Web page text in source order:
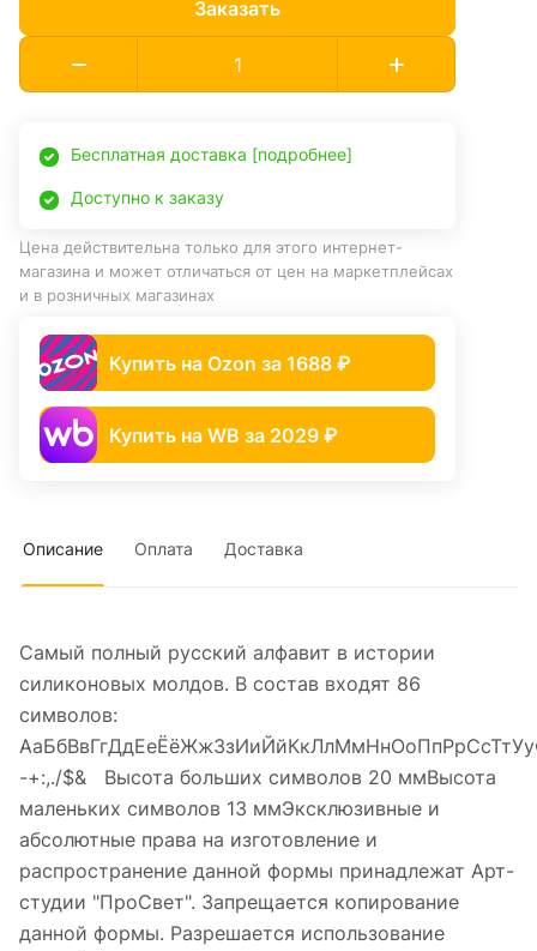
Заказать
Бесплатная доставка [подробнее]
Доступно к заказу
Цена действительна только для этого интернет-
магазина и может отличаться от цен на маркетплейсах
и в розничных магазинах
Купить на Ozon за 1688 ₽
Купить на WB за 2029 ₽
Описание Оплата Доставка
Самый полный русский алфавит в истории
силиконовых молдов. В состав входят 86
символов:
-+:,./$& Высота больших символов 20 ммВысота
маленьких символов 13 ммЭксклюзивные и
абсолютные права на изготовление и
распространение данной формы принадлежат Арт-
студии "ПроСвет". Запрещается копирование
данной формы. Разрешается использование